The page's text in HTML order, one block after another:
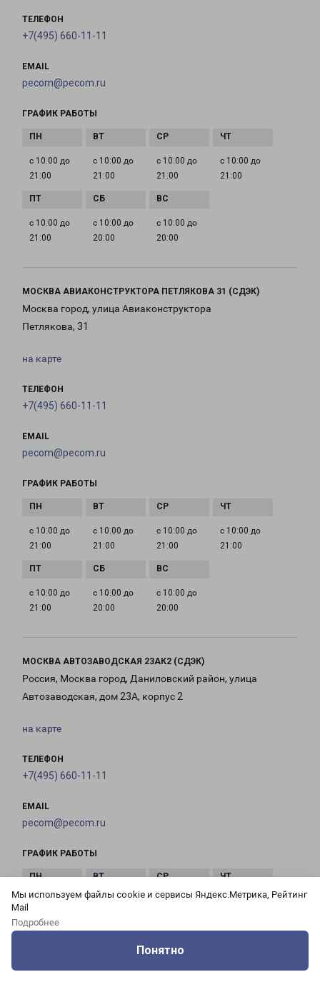
Мы используем файлы cookie и сервисы Яндекс.Метрика, Рейтинг
Mail
Подробнее
Понятно
ТЕЛЕФОН
+7(495) 660-11-11
EMAIL
pecom@pecom.ru
ГРАФИК РАБОТЫ
с 10:00 до
21:00
с 10:00 до
21:00
с 10:00 до
21:00
с 10:00 до
21:00
с 10:00 до
21:00
с 10:00 до
20:00
с 10:00 до
20:00
МОСКВА АВИАКОНСТРУКТОРА ПЕТЛЯКОВА 31 (СДЭК)
Москва город, улица Авиаконструктора
Петлякова, 31
на карте
ТЕЛЕФОН
+7(495) 660-11-11
EMAIL
pecom@pecom.ru
ГРАФИК РАБОТЫ
с 10:00 до
21:00
с 10:00 до
21:00
с 10:00 до
21:00
с 10:00 до
21:00
с 10:00 до
21:00
с 10:00 до
20:00
с 10:00 до
20:00
МОСКВА АВТОЗАВОДСКАЯ 23АК2 (СДЭК)
Россия, Москва город, Даниловский район, улица
Автозаводская, дом 23А, корпус 2
на карте
ТЕЛЕФОН
+7(495) 660-11-11
EMAIL
pecom@pecom.ru
ГРАФИК РАБОТЫ
с 10:00 до
с 10:00 до
с 10:00 до
с 10:00 до